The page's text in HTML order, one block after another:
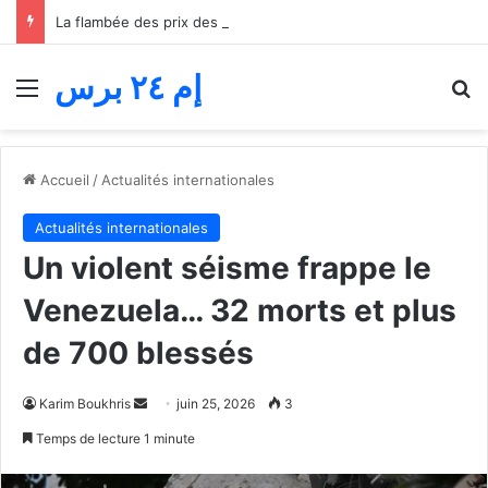
Menu إم ٢٤ برس
Accueil / Actualités internationales
Actualités internationales
Un violent séisme frappe le
Venezuela… 32 morts et plus
de 700 blessés
Karim Boukhris
Envoyerjuin 25, 2026 3
Temps de lecture 1 minute